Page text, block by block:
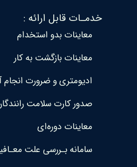
خدمـات قابل ارائه :
معاینات بدو استخدام
معاینات بازگشت به کار
ادیومتری و ضرورت
صدور کارت سلامت
معاینات دوره‌ای
سامانه بـررسی علت